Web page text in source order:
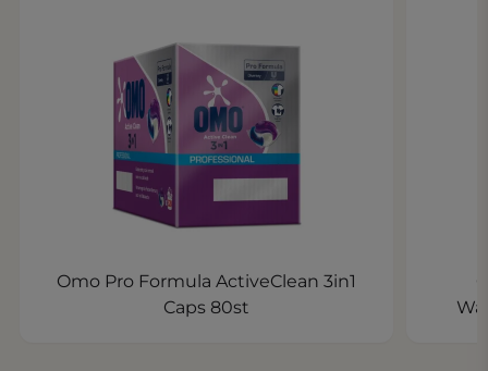
Omo Pro Formula ActiveClean 3in1
Caps 80st